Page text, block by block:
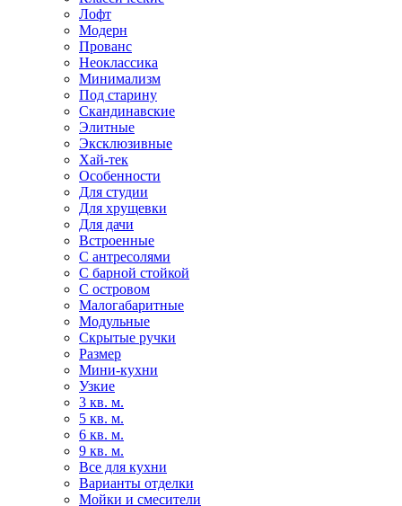
Лофт
Модерн
Прованс
Неоклассика
Минимализм
Под старину
Скандинавские
Элитные
Эксклюзивные
Хай-тек
Особенности
Для студии
Для хрущевки
Для дачи
Встроенные
С антресолями
С барной стойкой
С островом
Малогабаритные
Модульные
Скрытые ручки
Размер
Мини-кухни
Узкие
3 кв. м.
5 кв. м.
6 кв. м.
9 кв. м.
Все для кухни
Варианты отделки
Мойки и смесители